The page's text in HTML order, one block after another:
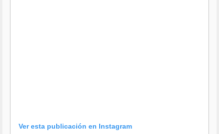
Ver esta publicación en Instagram